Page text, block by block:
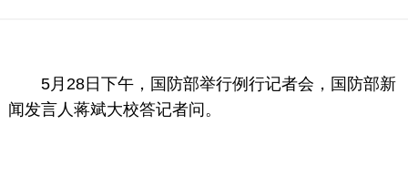
5月28日下午，国防部举行例行记者会，国防部新
闻发言人蒋斌大校答记者问。